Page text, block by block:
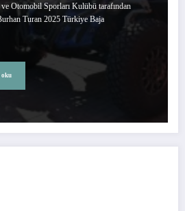
Otomobil Sporları Kulübü tarafından
Turan 2025 Türkiye Baja
oku